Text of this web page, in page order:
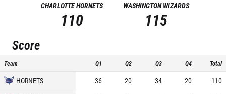
CHARLOTTE HORNETS
110
WASHINGTON WIZARDS
115
Score
Team Q1 Q2 Q3 Q4 Total
HORNETS 36 20 34 20
110